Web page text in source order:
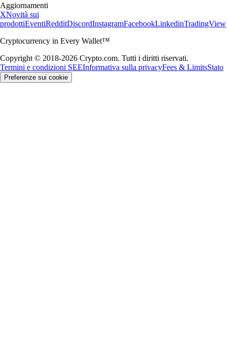
Aggiornamenti
XNovità sui
prodottiEventiRedditDiscordInstagramFacebookLinkedinTradingView
Cryptocurrency in Every Wallet™
Copyright © 2018-2026 Crypto.com. Tutti i diritti riservati.
Termini e condizioni SEEInformativa sulla privacyFees & LimitsStato
Preferenze sui cookie